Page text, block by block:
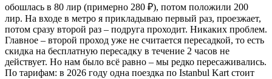
обошлась в 80 лир (примерно 280 ₽), потом положили 200
лир. На входе в метро я прикладываю первый раз, проезжает,
потом сразу второй раз – подруга проходит. Никаких проблем.
Главное – второй проход уже не считается пересадкой, то есть
скидка на бесплатную пересадку в течение 2 часов не
действует. Но нам было всё равно – мы редко пересаживались.
По тарифам: в 2026 году одна поездка по Istanbul Kart стоит